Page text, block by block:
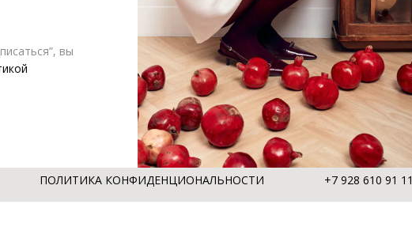
ПОЛИТИКА КОНФИДЕНЦИОНАЛЬНОСТИ +7 928 610 91 11
вы